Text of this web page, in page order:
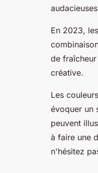
En 2023,
de
créative.
Les
évoquer un
peuvent
à faire une
n'hésitez